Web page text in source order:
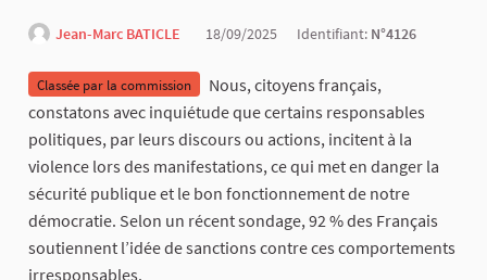
Jean-Marc BATICLE 18/09/2025 Identifiant: N°4126
Classée par la commission
Nous, citoyens français,
constatons avec inquiétude que certains responsables
politiques, par leurs discours ou actions, incitent à la
violence lors des manifestations, ce qui met en danger la
sécurité publique et le bon fonctionnement de notre
démocratie. Selon un récent sondage, 92 % des Français
soutiennent l’idée de sanctions contre ces comportements
irresponsables.